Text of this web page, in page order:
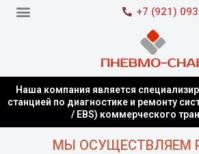
+7 (921)
Наша компания является
станцией по диагностике и ремонту
/ EBS) коммерческого
МЫ ОСУЩЕСТВЛЯЕМ